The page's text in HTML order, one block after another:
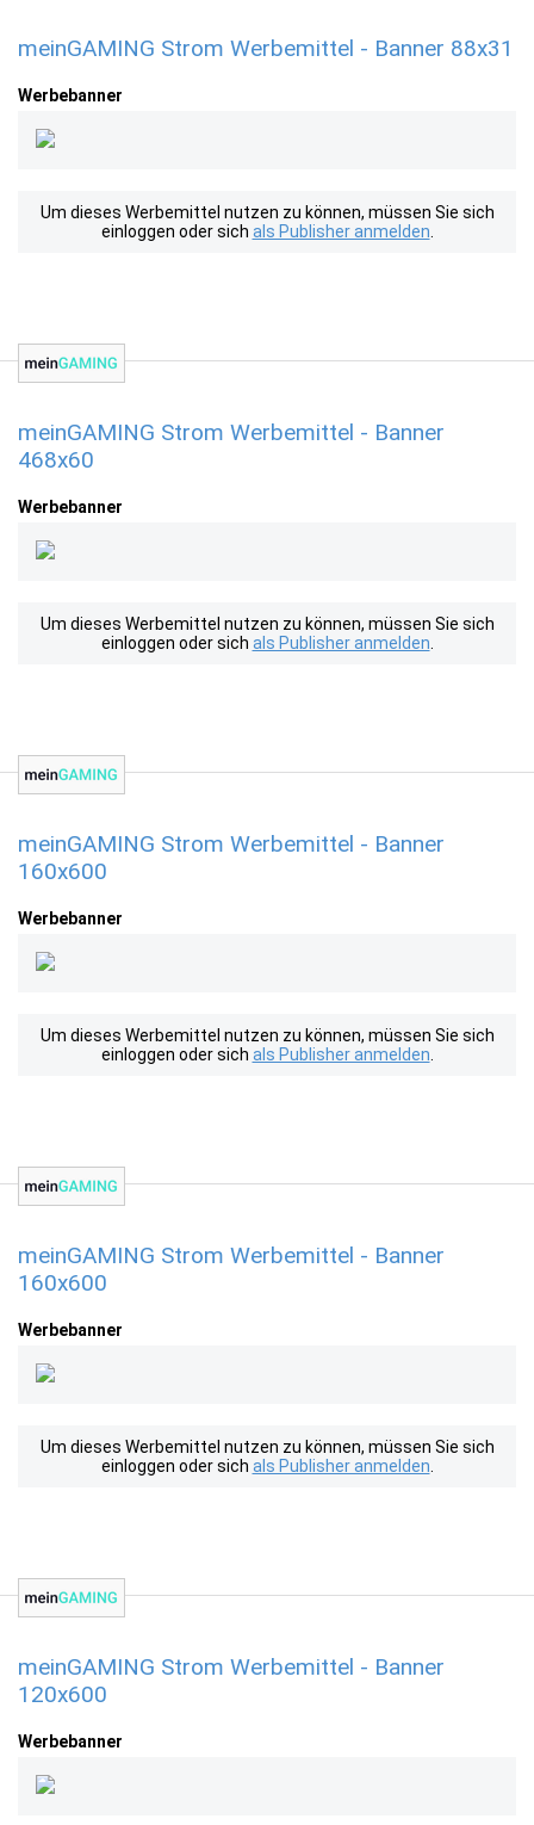
meinGAMING Strom Werbemittel - Banner 88x31
Werbebanner
Um dieses Werbemittel nutzen zu können, müssen Sie sich
einloggen oder sich als Publisher anmelden
meinGAMING Strom Werbemittel - Banner
468x60
Werbebanner
Um dieses Werbemittel nutzen zu können, müssen Sie sich
einloggen oder sich als Publisher anmelden
meinGAMING Strom Werbemittel - Banner
160x600
Werbebanner
Um dieses Werbemittel nutzen zu können, müssen Sie sich
einloggen oder sich als Publisher anmelden
meinGAMING Strom Werbemittel - Banner
160x600
Werbebanner
Um dieses Werbemittel nutzen zu können, müssen Sie sich
einloggen oder sich als Publisher anmelden
meinGAMING Strom Werbemittel - Banner
120x600
Werbebanner